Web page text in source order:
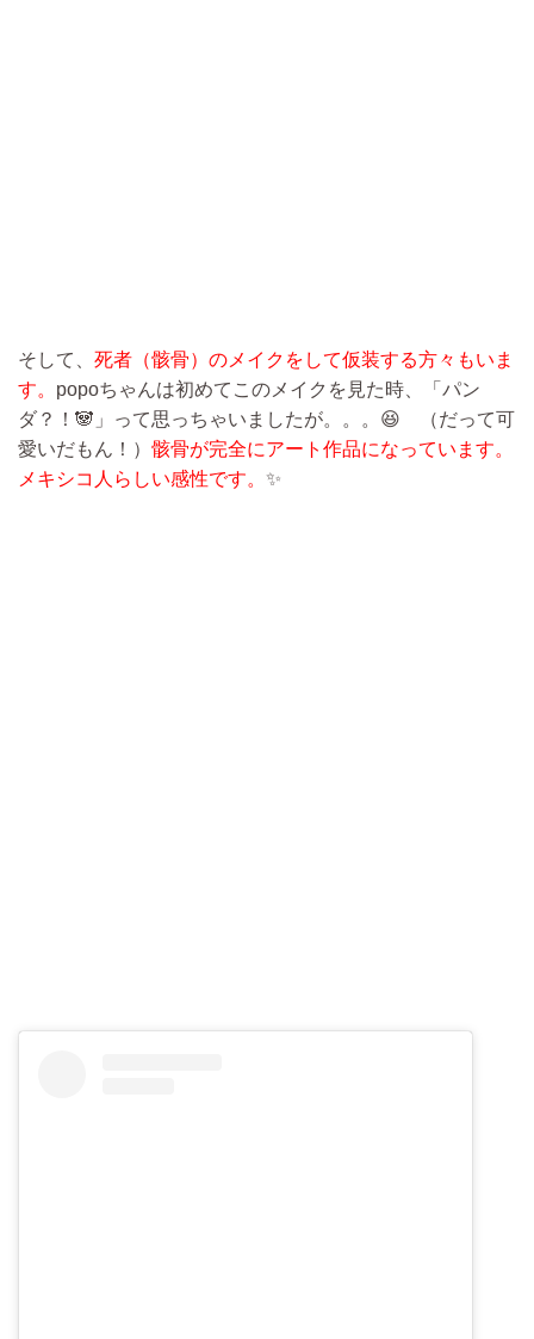
そして、 死者（骸骨）のメイクをして仮装する方々もいま
す。 popoちゃんは初めてこのメイクを見た時、「パン
ダ？！🐼」って思っちゃいましたが。。。😆 （だって可
愛いだもん！） 骸骨が完全にアート作品になっています。
メキシコ人らしい感性です。 ✨